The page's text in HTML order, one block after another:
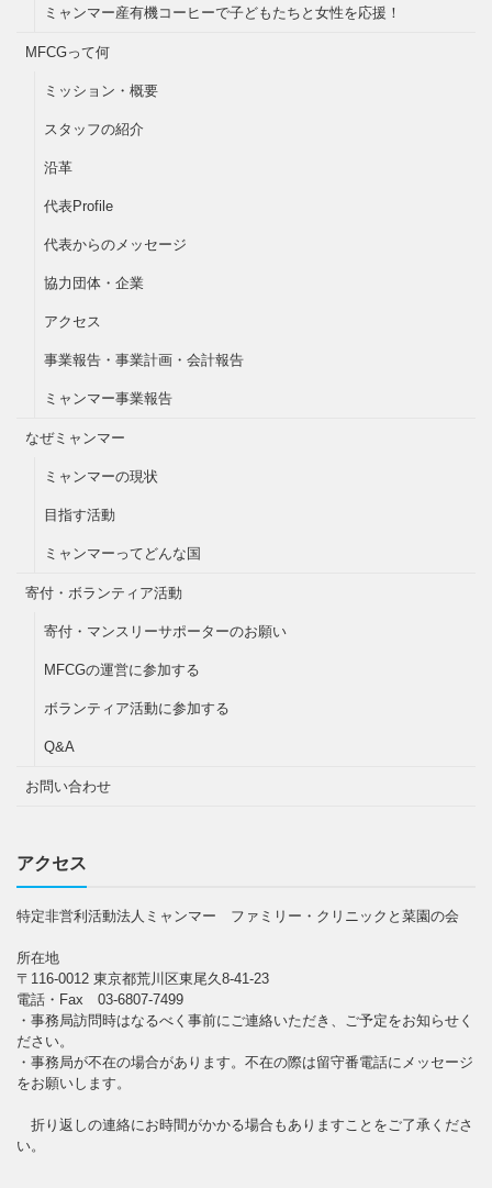
ミャンマー産有機コーヒーで子どもたちと女性を応援！
MFCGって何
ミッション・概要
スタッフの紹介
沿革
代表Profile
代表からのメッセージ
協力団体・企業
アクセス
事業報告・事業計画・会計報告
ミャンマー事業報告
なぜミャンマー
ミャンマーの現状
目指す活動
ミャンマーってどんな国
寄付・ボランティア活動
寄付・マンスリーサポーターのお願い
MFCGの運営に参加する
ボランティア活動に参加する
Q&A
お問い合わせ
アクセス
特定非営利活動法人ミャンマー ファミリー・クリニックと菜園の会
所在地
〒116-0012 東京都荒川区東尾久8-41-23
電話・Fax 03-6807-7499
・事務局訪問時はなるべく事前にご連絡いただき、ご予定をお知らせく
ださい。
・事務局が不在の場合があります。不在の際は留守番電話にメッセージ
をお願いします。
折り返しの連絡にお時間がかかる場合もありますことをご了承くださ
い。